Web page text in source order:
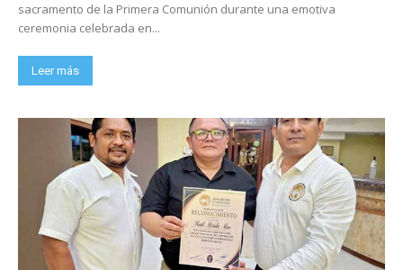
sacramento de la Primera Comunión durante una emotiva
ceremonia celebrada en...
Leer más